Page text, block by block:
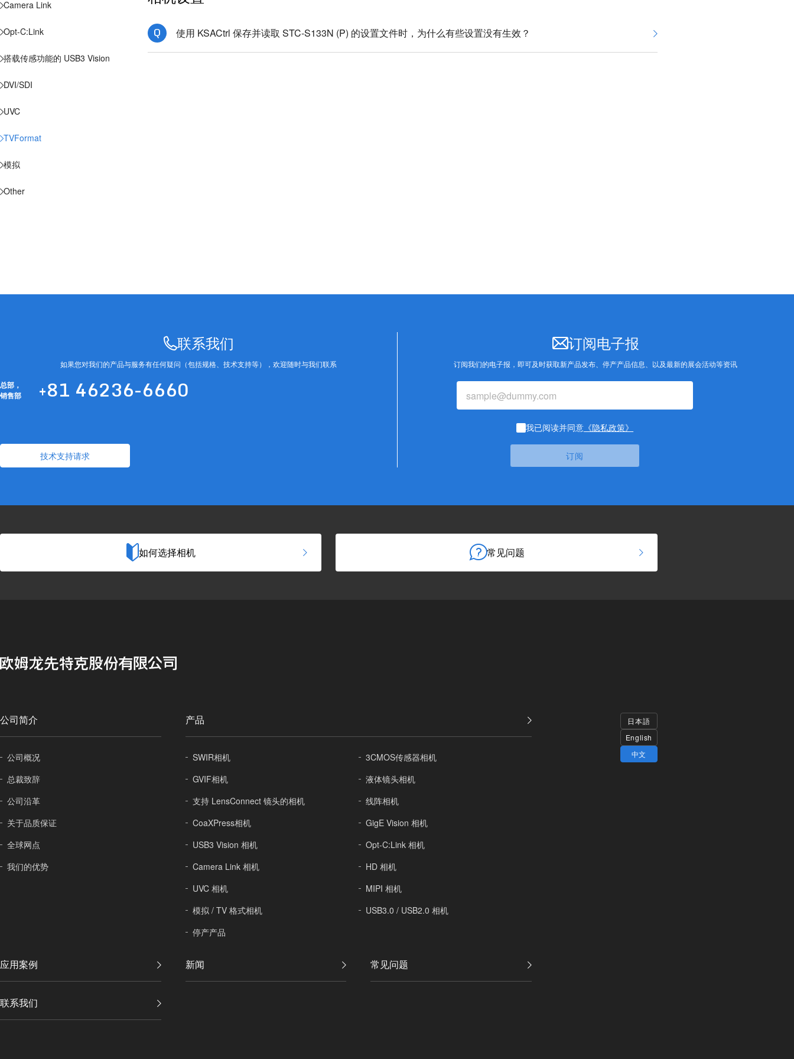
Camera Link
Opt-C:Link
搭载传感功能的 USB3 Vision
DVI/SDI
UVC
TVFormat
模拟
Other
使用 KSACtrl 保存并读取 STC-S133N (P) 的设置文件时，为什么有些设置没有生效？
联系我们
如果您对我们的产品与服务有任何疑问（包括规格、技术支持等），欢迎随时与我们联系
总部，
销售部
+81 46236-6660
技术支持请求
订阅电子报
订阅我们的电子报，即可及时获取新产品发布、停产产品信息、以及最新的展会活动等资讯
我已阅读并同意 《隐私政策》
如何选择相机 常见问题
公司简介
公司概况
总裁致辞
公司沿革
关于品质保证
全球网点
我们的优势
产品
SWIR相机
3CMOS传感器相机
GVIF相机
液体镜头相机
支持 LensConnect 镜头的相机
线阵相机
CoaXPress相机
GigE Vision 相机
USB3 Vision 相机
Opt-C:Link 相机
Camera Link 相机
HD 相机
UVC 相机
MIPI 相机
模拟 / TV 格式相机
USB3.0 / USB2.0 相机
停产产品
应用案例 新闻 常见问题
联系我们
日本語
English
中文